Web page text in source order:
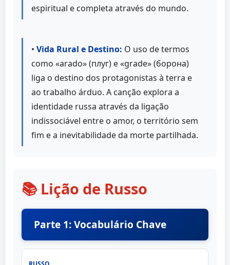
espiritual e completa através do mundo.
• Vida Rural e Destino: O uso de termos
como «arado» (плуг) e «grade» (борона)
liga o destino dos protagonistas à terra e
ao trabalho árduo. A canção explora a
identidade russa através da ligação
indissociável entre o amor, o território sem
fim e a inevitabilidade da morte partilhada.
📚 Lição de Russo
Parte 1: Vocabulário Chave